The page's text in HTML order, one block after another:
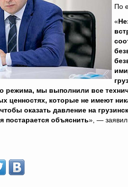
По
«
режима, мы выполнили все
ценностях, которые не имеют
оказать давление на
постарается объяснить», — заявил